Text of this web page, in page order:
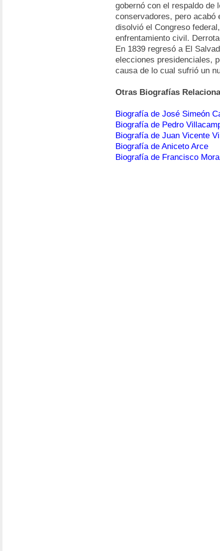
gobernó con el respaldo de
conservadores, pero acabó
disolvió el Congreso
enfrentamiento civil.
En 1839 regresó a El
elecciones presidenciales,
causa de lo cual sufrió un
Otras Biografías
Biografía de José Simeón
Biografía de Pedro
Biografía de Juan Vicente
Biografía de Aniceto Arce
Biografía de Francisco